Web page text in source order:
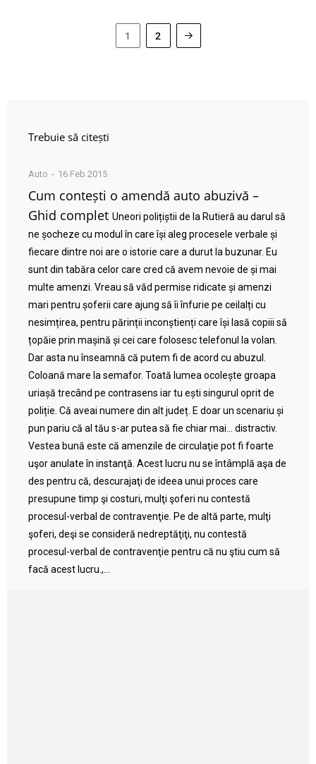
1 2
Trebuie să citești
Auto 16 Feb 2015
Cum contești o amendă auto abuzivă –
Ghid complet Uneori polițiștii de la Rutieră au darul să
ne șocheze cu modul în care își aleg procesele verbale și
fiecare dintre noi are o istorie care a durut la buzunar. Eu
sunt din tabăra celor care cred că avem nevoie de și mai
multe amenzi. Vreau să văd permise ridicate și amenzi
mari pentru șoferii care ajung să îi înfurie pe ceilalți cu
nesimțirea, pentru părinții inconștienți care își lasă copiii să
țopăie prin mașină și cei care folosesc telefonul la volan.
Dar asta nu înseamnă că putem fi de acord cu abuzul.
Coloană mare la semafor. Toată lumea ocolește groapa
uriașă trecând pe contrasens iar tu ești singurul oprit de
poliție. Că aveai numere din alt județ. E doar un scenariu și
pun pariu că al tău s-ar putea să fie chiar mai… distractiv.
Vestea bună este că amenzile de circulaţie pot fi foarte
uşor anulate în instanţă. Acest lucru nu se întâmplă aşa de
des pentru că, descurajaţi de ideea unui proces care
presupune timp şi costuri, mulţi şoferi nu contestă
procesul-verbal de contravenţie. Pe de altă parte, mulţi
şoferi, deşi se consideră nedreptăţiţi, nu contestă
procesul-verbal de contravenţie pentru că nu ştiu cum să
facă acest lucru.,...